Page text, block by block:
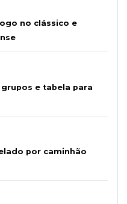
no clássico e
e tabela para
por caminhão